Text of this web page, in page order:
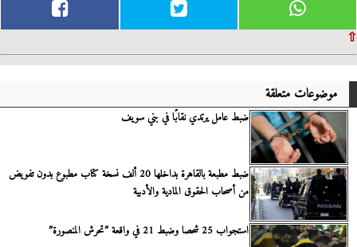
⇧
موضوعات متعلقة
ضبط عامل يرتدي نقابًا في بني سويف
ضبط مطبعة بالقاهرة بداخلها 20 ألف نسخة كتاب مطبوع بدون تفويض
من أصحاب الحقوق المادية والأدبية
استجواب 25 شحصا وضبط 21 في واقعة ”تحرش المنصورة”